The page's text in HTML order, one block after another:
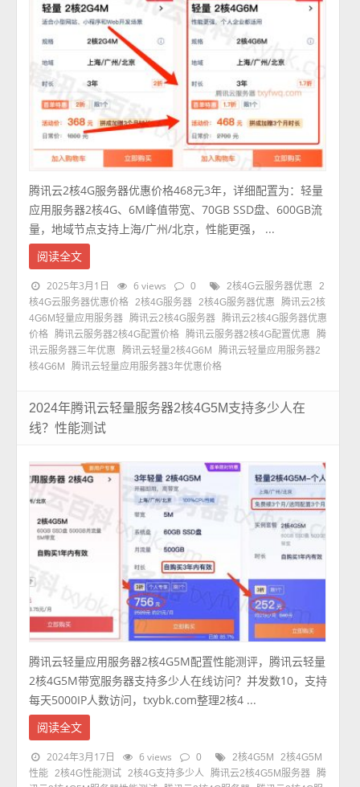
腾讯云2核4G服务器优惠价格468元3年，详细配置为：轻量
应用服务器2核4G、6M峰值带宽、70GB SSD盘、600GB流
量，地域节点支持上海/广州/北京，性能更强， ...
阅读全文
2025年3月1日 6 views 0 2核4G云服务器优惠
2
核4G云服务器优惠价格 2核4G服务器 2核4G服务器优惠
腾讯云2核
4G6M轻量应用服务器 腾讯云2核4G服务器 腾讯云2核4G服务器优惠
价格 腾讯云服务器2核4G配置价格 腾讯云服务器2核4G配置优惠
腾
讯云服务器三年优惠
腾讯云轻量2核4G6M
腾讯云轻量应用服务器2
核4G6M
腾讯云轻量应用服务器3年优惠价格
2024年腾讯云轻量服务器2核4G5M支持多少人在
线？性能测试
腾讯云轻量应用服务器2核4G5M配置性能测评，腾讯云轻量
2核4G5M带宽服务器支持多少人在线访问？并发数10，支持
每天5000IP人数访问，txybk.com整理2核4 ...
阅读全文
2024年3月17日 6 views 0 2核4G5M
2核4G5M
性能
2核4G性能测试 2核4G支持多少人 腾讯云2核4G5M服务器 腾